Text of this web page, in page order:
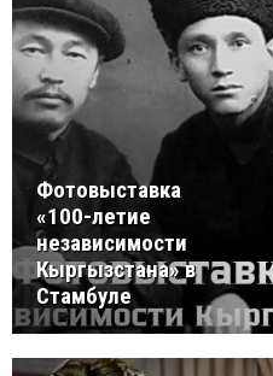
Фотовыставка
«100-летие
независимости
Кыргызстана» в
Стамбуле